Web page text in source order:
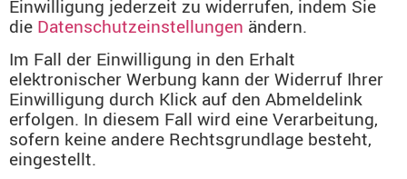
Einwilligung jederzeit zu widerrufen, indem Sie
die Datenschutzeinstellungen ändern.
Im Fall der Einwilligung in den Erhalt
elektronischer Werbung kann der Widerruf Ihrer
Einwilligung durch Klick auf den Abmeldelink
erfolgen. In diesem Fall wird eine Verarbeitung,
sofern keine andere Rechtsgrundlage besteht,
eingestellt.